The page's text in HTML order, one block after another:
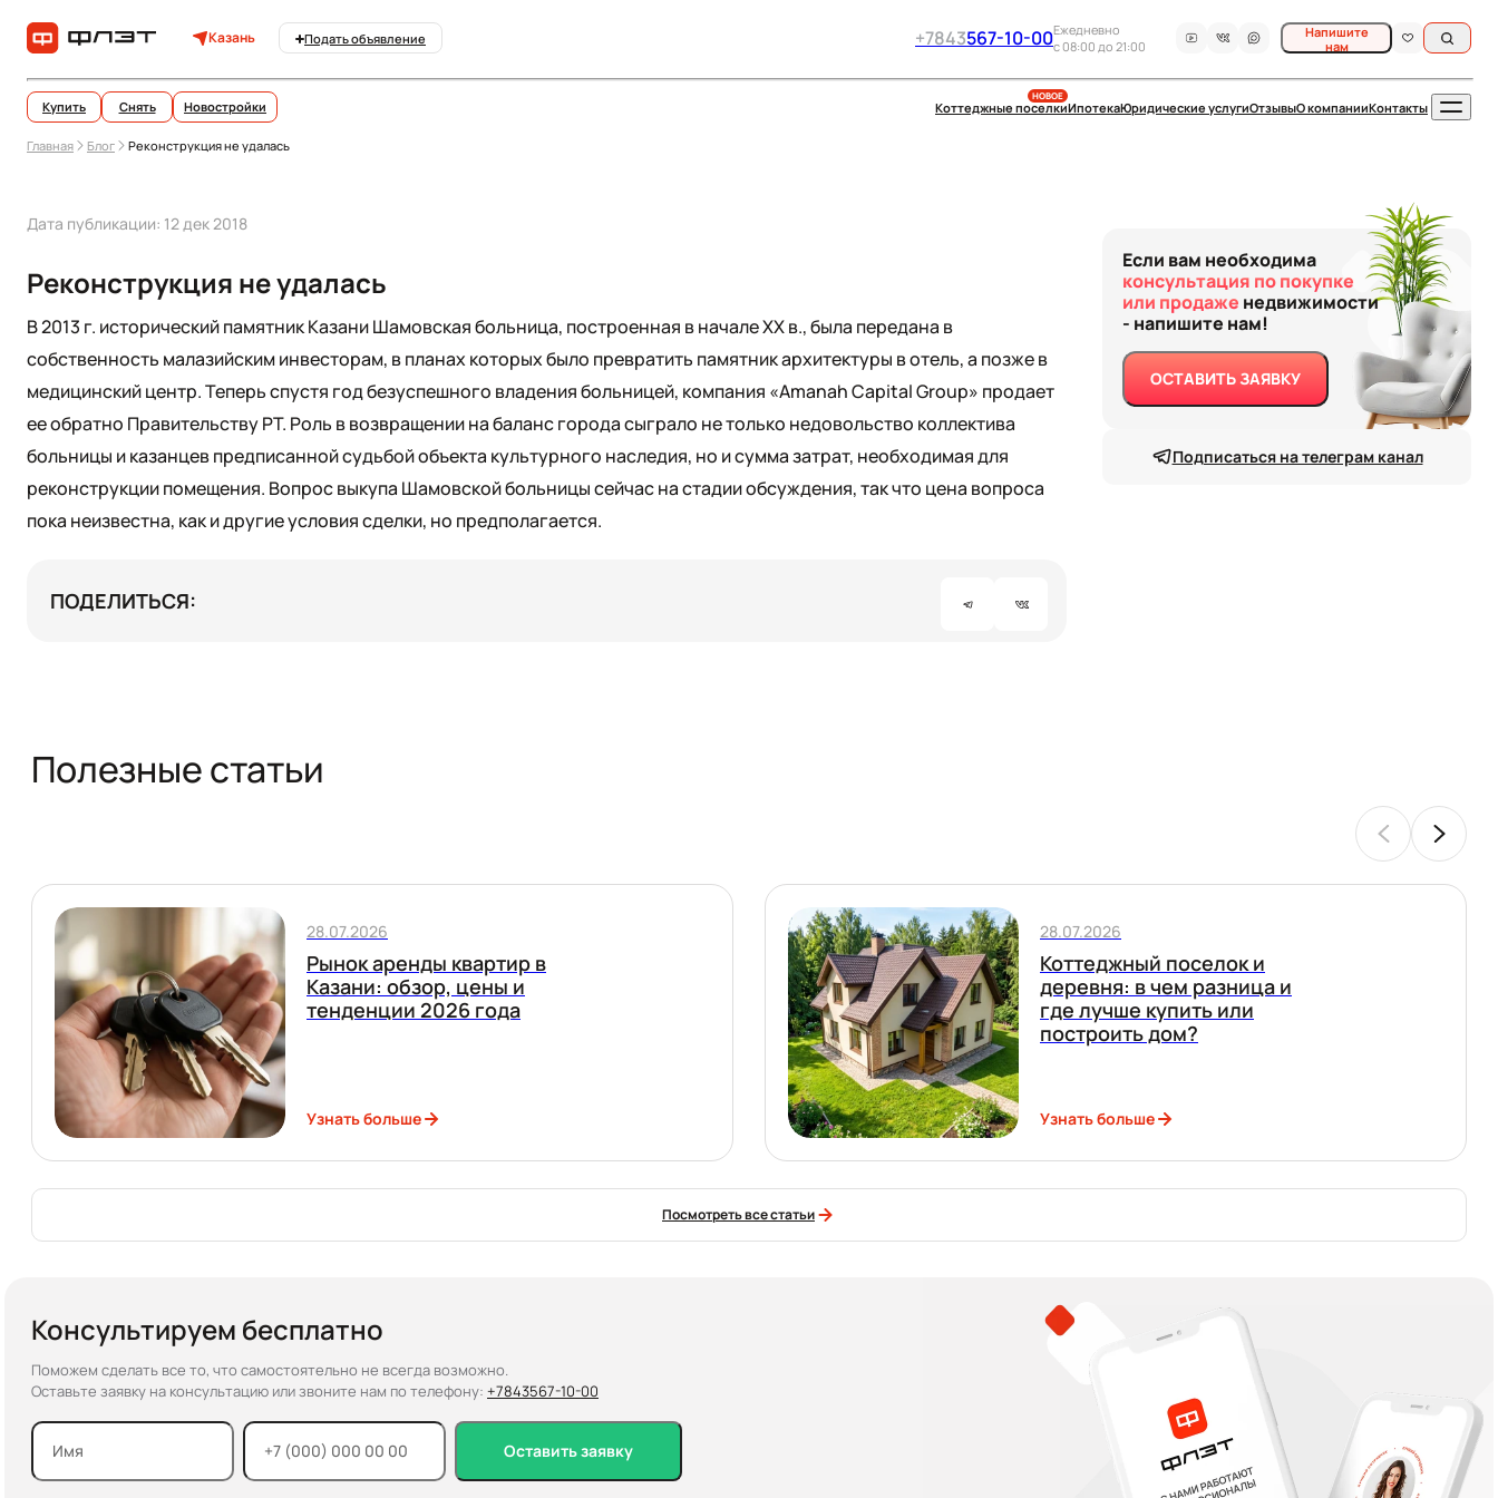
Казань Подать объявление +7843567-10-00Ежедневно
c 08:00 до 21:00
Напишите
нам
Купить Снять Новостройки
НОВОЕ
Коттеджные поселкиИпотекаЮридические услугиОтзывыО компанииКонтакты
Главная Блог Реконструкция не удалась
Если вам необходима
консультация по покупке
или продаже недвижимости
- напишите нам!
ОСТАВИТЬ ЗАЯВКУ
Подписаться на телеграм канал
Дата публикации: 12 дек 2018
Реконструкция не удалась
В 2013 г. исторический памятник Казани Шамовская больница, построенная в начале XX в., была передана в
собственность малазийским инвесторам, в планах которых было превратить памятник архитектуры в отель, а позже в
медицинский центр. Теперь спустя год безуспешного владения больницей, компания «Amanah Capital Group» продает
ее обратно Правительству РТ. Роль в возвращении на баланс города сыграло не только недовольство коллектива
больницы и казанцев предписанной судьбой объекта культурного наследия, но и сумма затрат, необходимая для
реконструкции помещения. Вопрос выкупа Шамовской больницы сейчас на стадии обсуждения, так что цена вопроса
пока неизвестна, как и другие условия сделки, но предполагается.
ПОДЕЛИТЬСЯ:
Полезные статьи
28.07.2026
Рынок аренды квартир в
Казани: обзор, цены и
тенденции 2026 года
Узнать больше
28.07.2026
Коттеджный поселок и
деревня: в чем разница и
где лучше купить или
построить дом?
Узнать больше
Посмотреть все статьи
Консультируем бесплатно
Поможем сделать все то, что самостоятельно не всегда возможно.
Оставьте заявку на консультацию или звоните нам по телефону: +7843567-10-00
Оставить заявку